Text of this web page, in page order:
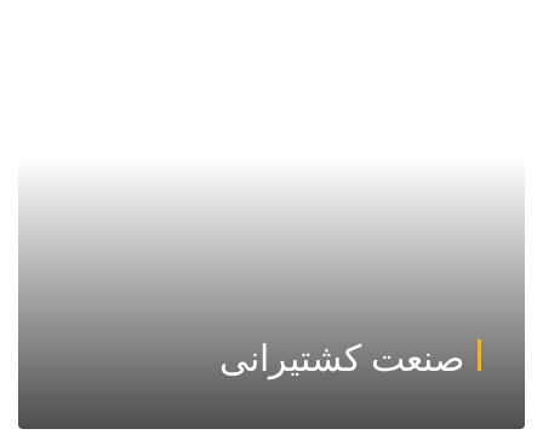
صنعت کشتیرانی